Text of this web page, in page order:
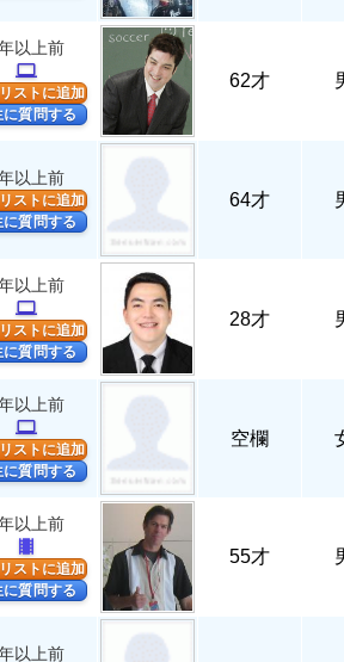
以上前
computer
ストに追加
に質問する
62才
以上前
ストに追加
に質問する
64才
以上前
computer
ストに追加
に質問する
28才
以上前
computer
ストに追加
に質問する
空欄
以上前
theaters
ストに追加
に質問する
55才
以上前